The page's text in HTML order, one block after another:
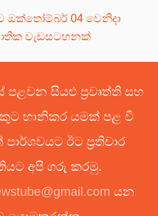
ඔක්තෝම්බර් 04 වෙනිදා
වැඩසටහනක්
පළවන සියළු ප්‍රවෘත්ති සහ
හානිකර යමක් පළ වී
ඊට ප්‍රතිචාර
අපි ගරු කරමු.
යන